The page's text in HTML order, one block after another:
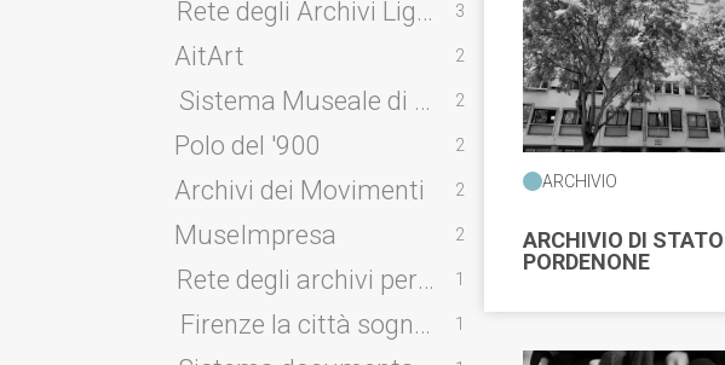
Rete degli Archivi Liguri 3
AitArt 2
Sistema Museale di Ateneo Università di
2
Polo del '900 2
Archivi dei Movimenti 2
MuseImpresa 2
Rete degli archivi per non dimenticare
1
Firenze la città sognata 1
ARCHIVIO
ARCHIVIO DI
PORDENONE